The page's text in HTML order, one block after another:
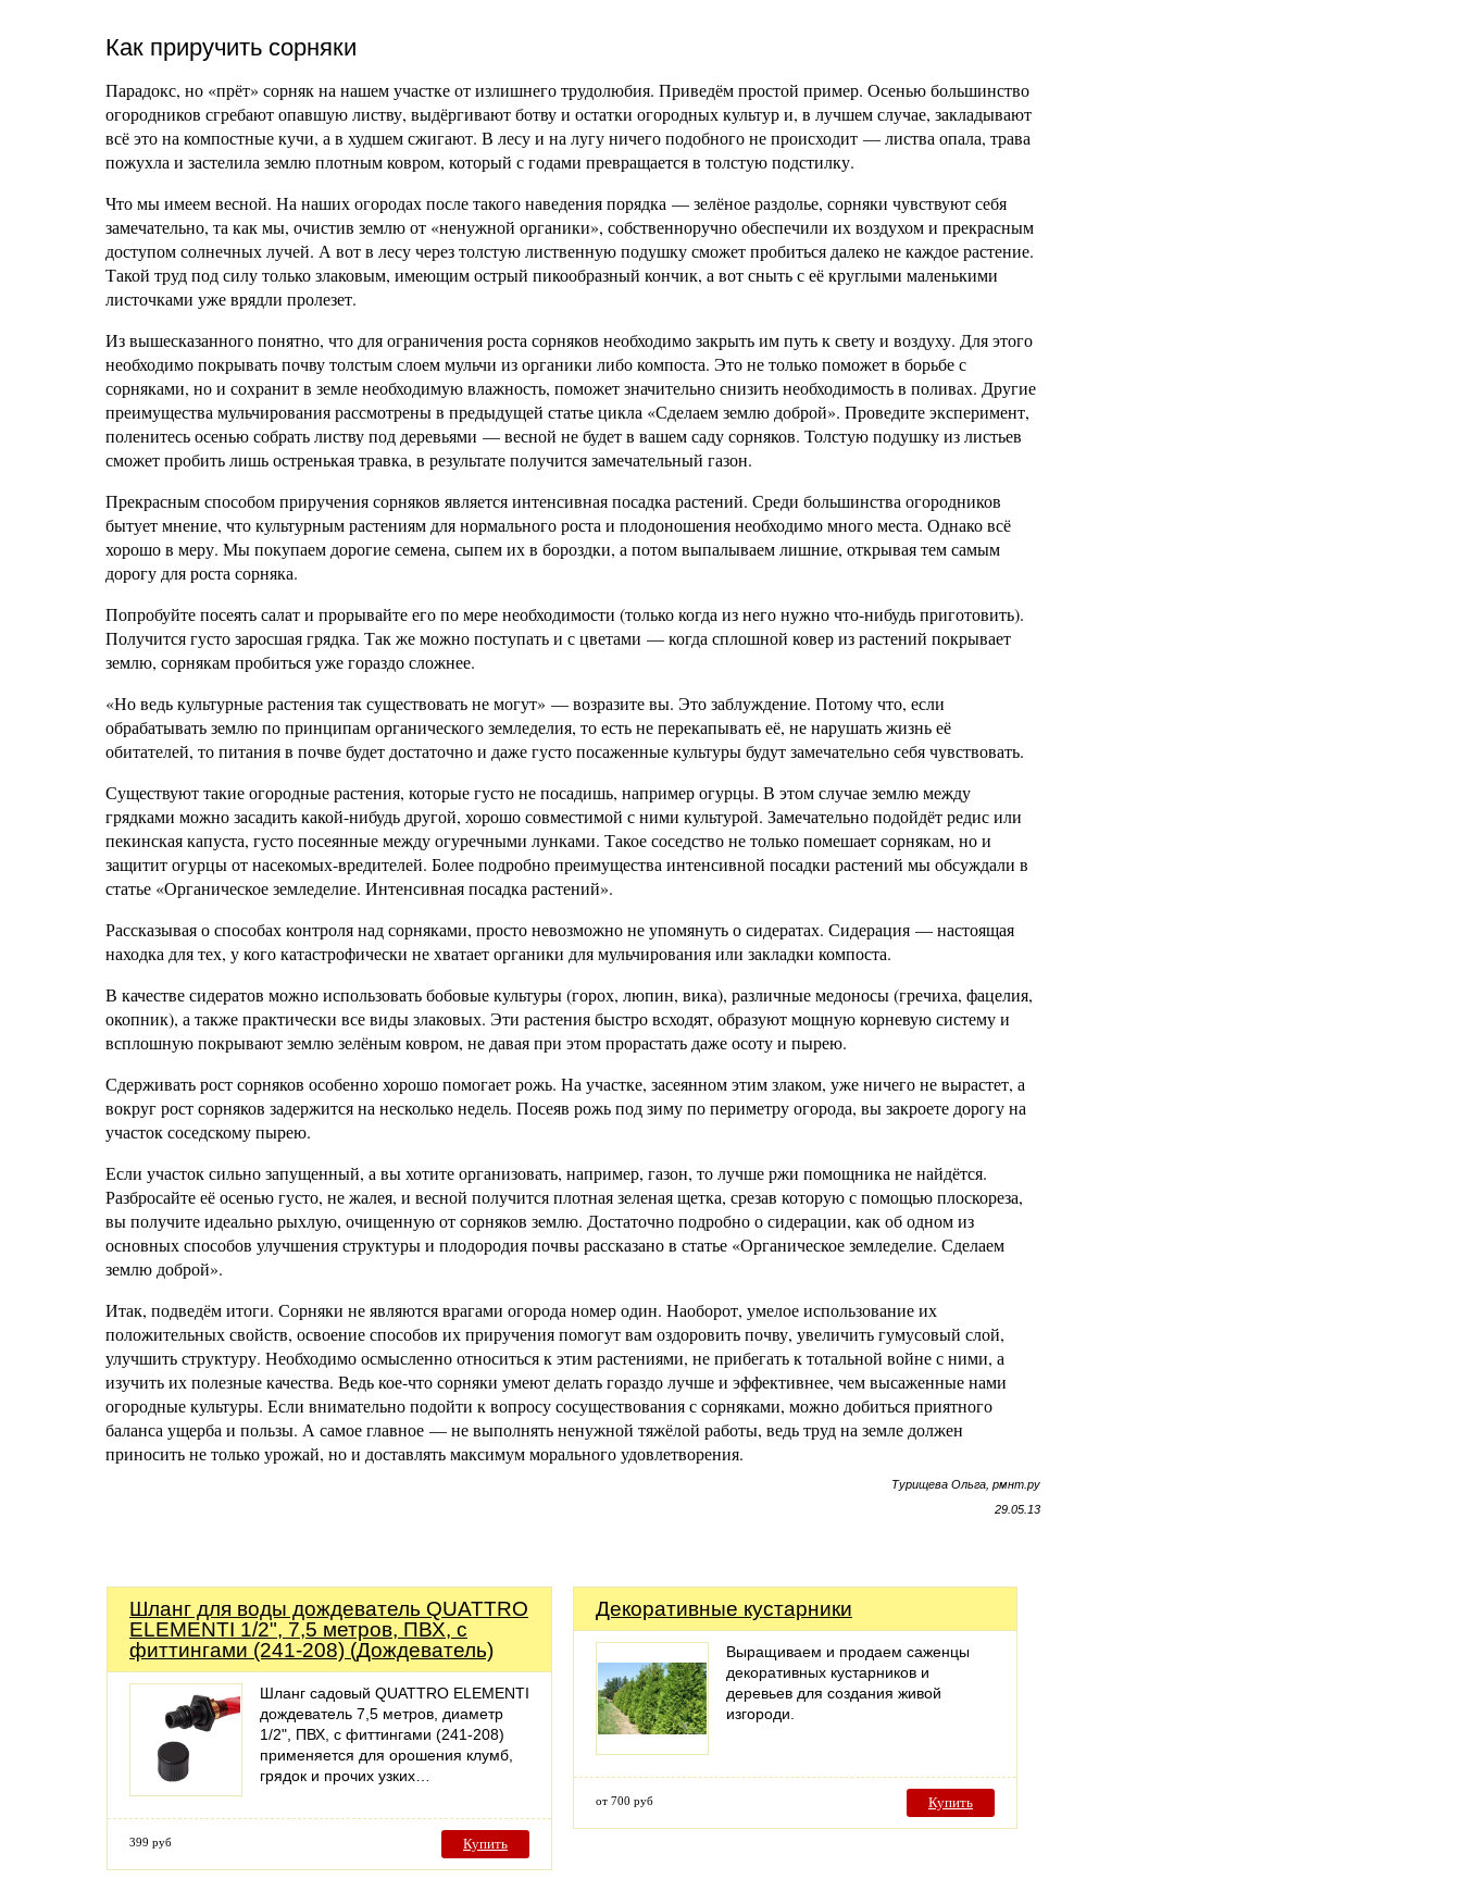
Как приручить сорняки
Парадокс, но «прёт» сорняк на нашем участке от излишнего трудолюбия. Приведём простой пример. Осенью большинство
огородников сгребают опавшую листву, выдёргивают ботву и остатки огородных культур и, в лучшем случае, закладывают
всё это на компостные кучи, а в худшем сжигают. В лесу и на лугу ничего подобного не происходит — листва опала, трава
пожухла и застелила землю плотным ковром, который с годами превращается в толстую подстилку.
Что мы имеем весной. На наших огородах после такого наведения порядка — зелёное раздолье, сорняки чувствуют себя
замечательно, та как мы, очистив землю от «ненужной органики», собственноручно обеспечили их воздухом и прекрасным
доступом солнечных лучей. А вот в лесу через толстую лиственную подушку сможет пробиться далеко не каждое растение.
Такой труд под силу только злаковым, имеющим острый пикообразный кончик, а вот сныть с её круглыми маленькими
листочками уже врядли пролезет.
Из вышесказанного понятно, что для ограничения роста сорняков необходимо закрыть им путь к свету и воздуху. Для этого
необходимо покрывать почву толстым слоем мульчи из органики либо компоста. Это не только поможет в борьбе с
сорняками, но и сохранит в земле необходимую влажность, поможет значительно снизить необходимость в поливах. Другие
преимущества мульчирования рассмотрены в предыдущей статье цикла «Сделаем землю доброй». Проведите эксперимент,
поленитесь осенью собрать листву под деревьями — весной не будет в вашем саду сорняков. Толстую подушку из листьев
сможет пробить лишь остренькая травка, в результате получится замечательный газон.
Прекрасным способом приручения сорняков является интенсивная посадка растений. Среди большинства огородников
бытует мнение, что культурным растениям для нормального роста и плодоношения необходимо много места. Однако всё
хорошо в меру. Мы покупаем дорогие семена, сыпем их в бороздки, а потом выпалываем лишние, открывая тем самым
дорогу для роста сорняка.
Попробуйте посеять салат и прорывайте его по мере необходимости (только когда из него нужно что-нибудь приготовить).
Получится густо заросшая грядка. Так же можно поступать и с цветами — когда сплошной ковер из растений покрывает
землю, сорнякам пробиться уже гораздо сложнее.
«Но ведь культурные растения так существовать не могут» — возразите вы. Это заблуждение. Потому что, если
обрабатывать землю по принципам органического земледелия, то есть не перекапывать её, не нарушать жизнь её
обитателей, то питания в почве будет достаточно и даже густо посаженные культуры будут замечательно себя чувствовать.
Существуют такие огородные растения, которые густо не посадишь, например огурцы. В этом случае землю между
грядками можно засадить какой-нибудь другой, хорошо совместимой с ними культурой. Замечательно подойдёт редис или
пекинская капуста, густо посеянные между огуречными лунками. Такое соседство не только помешает сорнякам, но и
защитит огурцы от насекомых-вредителей. Более подробно преимущества интенсивной посадки растений мы обсуждали в
статье «Органическое земледелие. Интенсивная посадка растений».
Рассказывая о способах контроля над сорняками, просто невозможно не упомянуть о сидератах. Сидерация — настоящая
находка для тех, у кого катастрофически не хватает органики для мульчирования или закладки компоста.
В качестве сидератов можно использовать бобовые культуры (горох, люпин, вика), различные медоносы (гречиха, фацелия,
окопник), а также практически все виды злаковых. Эти растения быстро всходят, образуют мощную корневую систему и
всплошную покрывают землю зелёным ковром, не давая при этом прорастать даже осоту и пырею.
Сдерживать рост сорняков особенно хорошо помогает рожь. На участке, засеянном этим злаком, уже ничего не вырастет, а
вокруг рост сорняков задержится на несколько недель. Посеяв рожь под зиму по периметру огорода, вы закроете дорогу на
участок соседскому пырею.
Если участок сильно запущенный, а вы хотите организовать, например, газон, то лучше ржи помощника не найдётся.
Разбросайте её осенью густо, не жалея, и весной получится плотная зеленая щетка, срезав которую с помощью плоскореза,
вы получите идеально рыхлую, очищенную от сорняков землю. Достаточно подробно о сидерации, как об одном из
основных способов улучшения структуры и плодородия почвы рассказано в статье «Органическое земледелие. Сделаем
землю доброй».
Итак, подведём итоги. Сорняки не являются врагами огорода номер один. Наоборот, умелое использование их
положительных свойств, освоение способов их приручения помогут вам оздоровить почву, увеличить гумусовый слой,
улучшить структуру. Необходимо осмысленно относиться к этим растениями, не прибегать к тотальной войне с ними, а
изучить их полезные качества. Ведь кое-что сорняки умеют делать гораздо лучше и эффективнее, чем высаженные нами
огородные культуры. Если внимательно подойти к вопросу сосуществования с сорняками, можно добиться приятного
баланса ущерба и пользы. А самое главное — не выполнять ненужной тяжёлой работы, ведь труд на земле должен
приносить не только урожай, но и доставлять максимум морального удовлетворения.
Турищева Ольга, рмнт.ру
29.05.13
Шланг для воды дождеватель QUATTRO
ELEMENTI 1/2", 7,5 метров, ПВХ, с
фиттингами (241-208) (Дождеватель)
Шланг садовый QUATTRO ELEMENTI
дождеватель 7,5 метров, диаметр
1/2", ПВХ, с фиттингами (241-208)
применяется для орошения клумб,
грядок и прочих узких…
399 руб Купить
Декоративные кустарники
Выращиваем и продаем саженцы
декоративных кустарников и
деревьев для создания живой
изгороди.
от 700 руб Купить